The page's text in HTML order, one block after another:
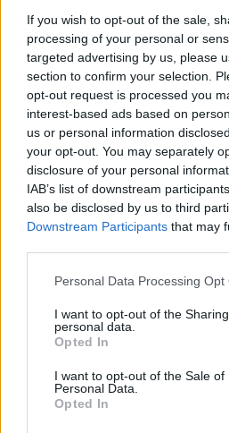
If you wish to opt-out of the sale,
processing of your personal or
targeted advertising by us, please
section to confirm your selection.
opt-out request is processed you
interest-based ads based on
us or personal information
your opt-out. You may separately
disclosure of your personal
IAB’s list of downstream
also be disclosed by us to third
Downstream Participants that may
Please note that this website/app
not limited to your visit or usage
grant or deny consent to Google
use your data for below specified
consent section.
Personal Data Processing Opt
I want to opt-out of the
personal data.
Opted In
I want to opt-out of the Sale of
Personal Data.
Opted In
Sigue leyendo
FINANZAS
El empresario José Elías analiza el
consecuencias en la jubilación